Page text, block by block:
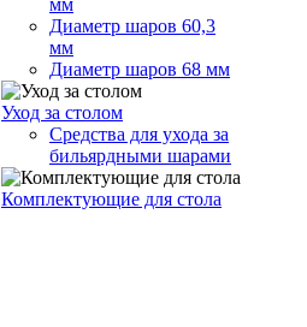
мм
Диаметр шаров 60,3
мм
Диаметр шаров 68 мм
Уход за столом
Средства для ухода за
бильярдными шарами
Комплектующие для стола